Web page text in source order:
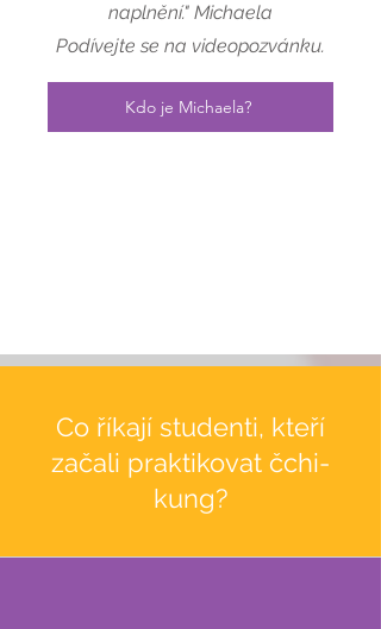
naplnění." Michaela
Podívejte se na videopozvánku.
Kdo je Michaela?
Co říkají studenti, kteří
začali praktikovat čchi-
kung?